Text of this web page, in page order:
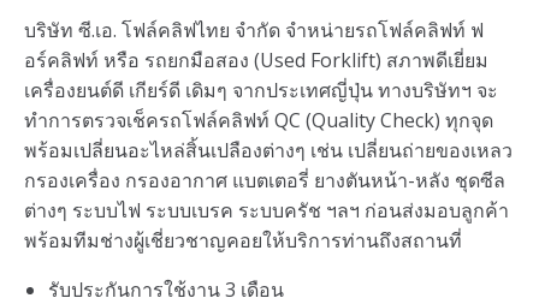
บริษัท ซี.เอ. โฟล์คลิฟไทย จำกัด จำหน่ายรถโฟล์คลิฟท์ ฟ
อร์คลิฟท์ หรือ รถยกมือสอง (Used Forklift) สภาพดีเยี่ยม
เครื่องยนต์ดี เกียร์ดี เดิมๆ จากประเทศญี่ปุ่น ทางบริษัทฯ จะ
ทำการตรวจเช็ครถโฟล์คลิฟท์ QC (Quality Check) ทุกจุด
พร้อมเปลี่ยนอะไหล่สิ้นเปลืองต่างๆ เช่น เปลี่ยนถ่ายของเหลว
กรองเครื่อง กรองอากาศ แบตเตอรี่ ยางตันหน้า-หลัง ชุดซีล
ต่างๆ ระบบไฟ ระบบเบรค ระบบครัช ฯลฯ ก่อนส่งมอบลูกค้า
พร้อมทีมช่างผู้เชี่ยวชาญคอยให้บริการท่านถึงสถานที่
รับประกันการใช้งาน 3 เดือน